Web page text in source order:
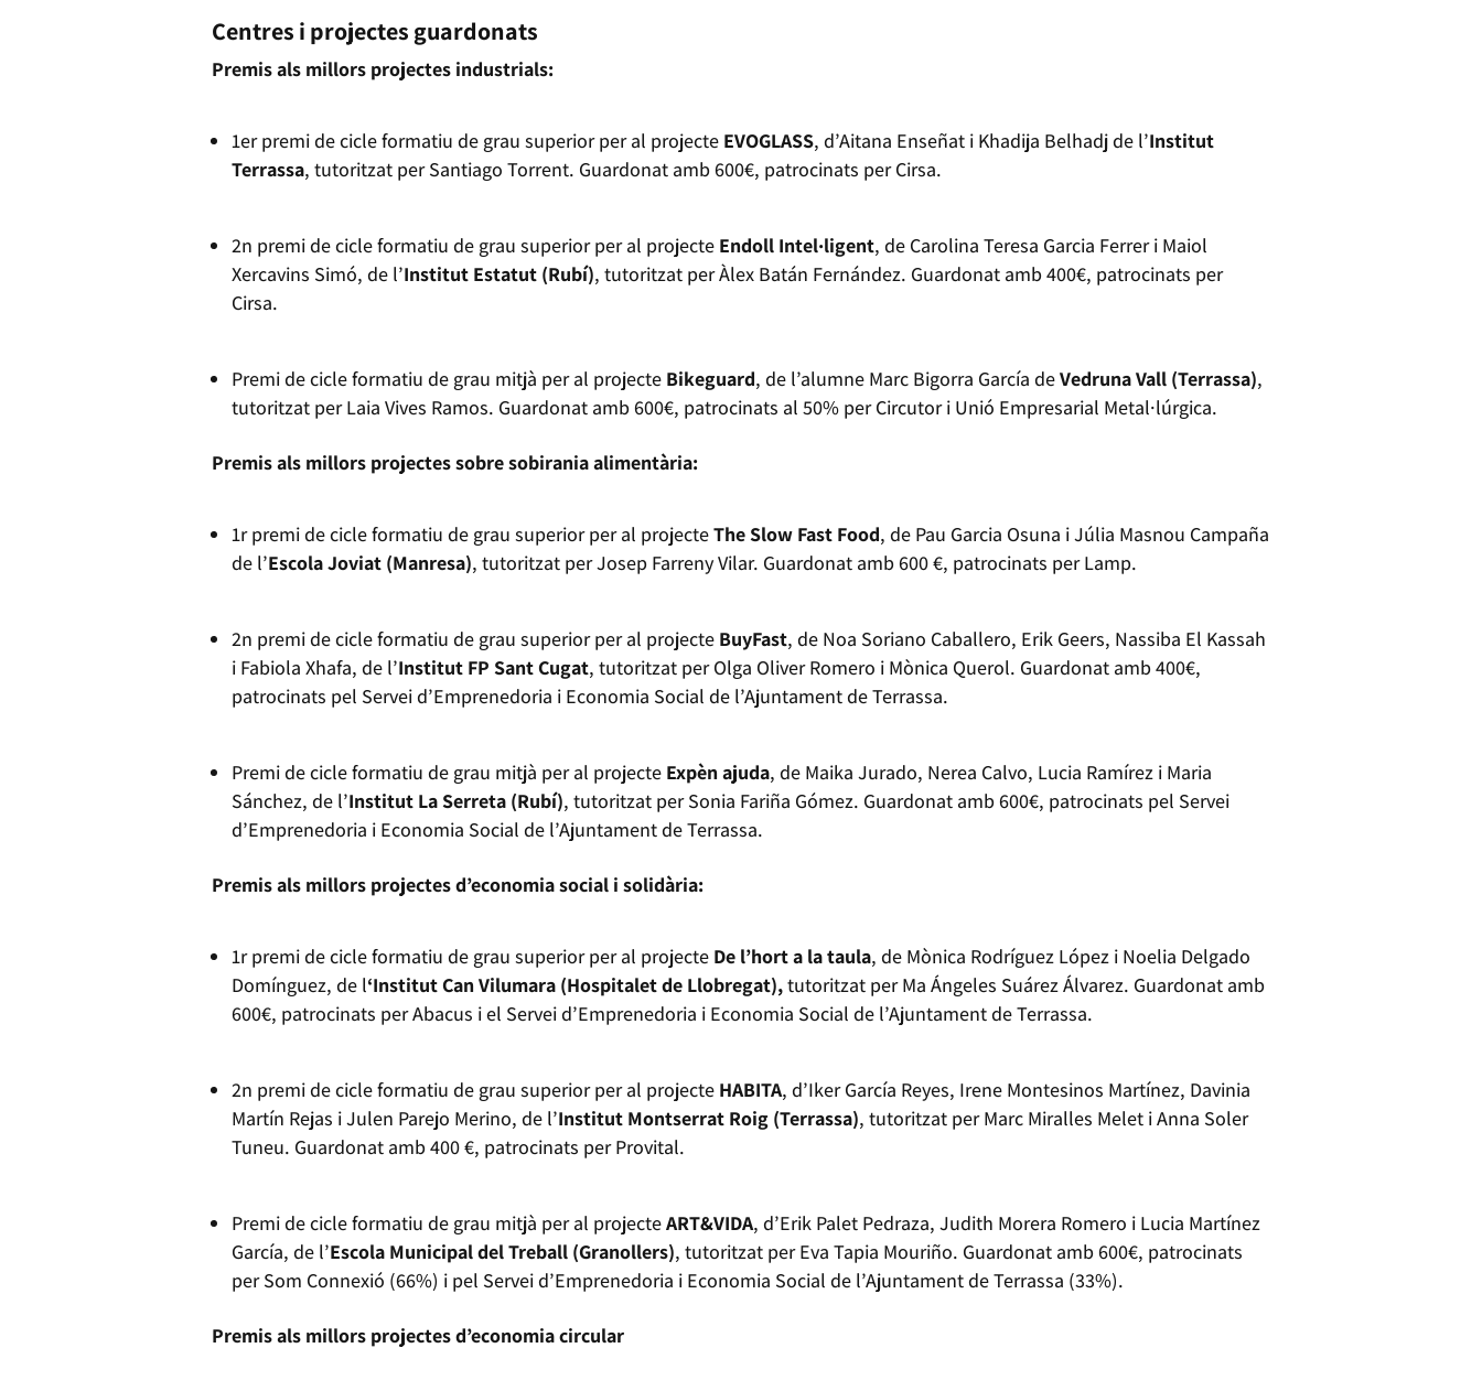
Centres i projectes guardonats
Premis als millors projectes industrials:
1er premi de cicle formatiu de grau superior per al projecte EVOGLASS, d’Aitana Enseñat i Khadija Belhadj de l’Institut
Terrassa, tutoritzat per Santiago Torrent. Guardonat amb 600€, patrocinats per Cirsa.
2n premi de cicle formatiu de grau superior per al projecte Endoll Intel·ligent, de Carolina Teresa Garcia Ferrer i Maiol
Xercavins Simó, de l’Institut Estatut (Rubí), tutoritzat per Àlex Batán Fernández. Guardonat amb 400€, patrocinats per
Cirsa.
Premi de cicle formatiu de grau mitjà per al projecte Bikeguard, de l’alumne Marc Bigorra García deVedruna Vall (Terrassa),
tutoritzat per Laia Vives Ramos. Guardonat amb 600€, patrocinats al 50% per Circutor i Unió Empresarial Metal·lúrgica.
Premis als millors projectes sobre sobirania alimentària:
1r premi de cicle formatiu de grau superior per al projecteThe Slow Fast Food, de Pau Garcia Osuna i Júlia Masnou Campaña
de l’Escola Joviat (Manresa), tutoritzat per Josep Farreny Vilar. Guardonat amb 600 €, patrocinats per Lamp.
2n premi de cicle formatiu de grau superior per al projecte BuyFast, de Noa Soriano Caballero, Erik Geers, Nassiba El Kassah
i Fabiola Xhafa, de l’Institut FP Sant Cugat, tutoritzat per Olga Oliver Romero i Mònica Querol. Guardonat amb 400€,
patrocinats pel Servei d’Emprenedoria i Economia Social de l’Ajuntament de Terrassa.
Premi de cicle formatiu de grau mitjà per al projecte Expèn ajuda, de Maika Jurado, Nerea Calvo, Lucia Ramírez i Maria
Sánchez, de l’Institut La Serreta (Rubí), tutoritzat per Sonia Fariña Gómez. Guardonat amb 600€, patrocinats pel Servei
d’Emprenedoria i Economia Social de l’Ajuntament de Terrassa.
Premis als millors projectes d’economia social i solidària:
1r premi de cicle formatiu de grau superior per al projecte De l’hort a la taula, de Mònica Rodríguez López i Noelia Delgado
Domínguez, de l‘Institut Can Vilumara (Hospitalet de Llobregat),tutoritzat per Ma Ángeles Suárez Álvarez. Guardonat amb
600€, patrocinats per Abacus i el Servei d’Emprenedoria i Economia Social de l’Ajuntament de Terrassa.
2n premi de cicle formatiu de grau superior per al projecte HABITA, d’Iker García Reyes, Irene Montesinos Martínez, Davinia
Martín Rejas i Julen Parejo Merino, de l’Institut Montserrat Roig (Terrassa), tutoritzat per Marc Miralles Melet i Anna Soler
Tuneu. Guardonat amb 400 €, patrocinats per Provital.
Premi de cicle formatiu de grau mitjà per al projecteART&VIDA, d’Erik Palet Pedraza, Judith Morera Romero i Lucia Martínez
García, de l’Escola Municipal del Treball (Granollers), tutoritzat per Eva Tapia Mouriño. Guardonat amb 600€, patrocinats
per Som Connexió (66%) i pel Servei d’Emprenedoria i Economia Social de l’Ajuntament de Terrassa (33%).
Premis als millors projectes d’economia circular